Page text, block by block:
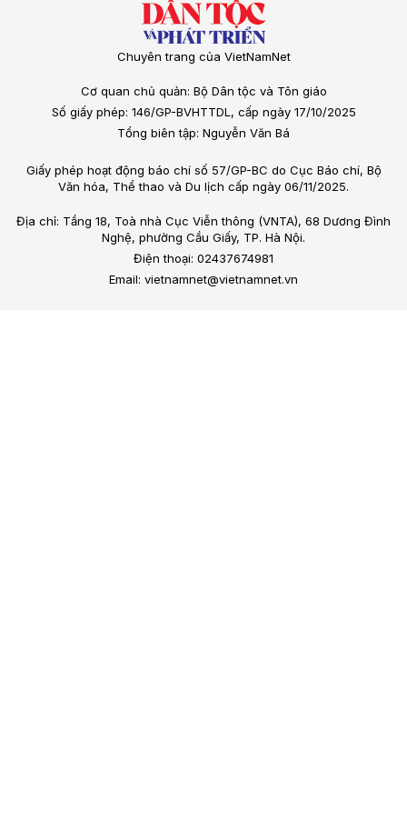
Chuyên trang của VietNamNet
Cơ quan chủ quản: Bộ Dân tộc và Tôn giáo
Số giấy phép: 146/GP-BVHTTDL, cấp ngày 17/10/2025
Tổng biên tập: Nguyễn Văn Bá
Giấy phép hoạt động báo chí số 57/GP-BC do Cục Báo chí, Bộ
Văn hóa, Thể thao và Du lịch cấp ngày 06/11/2025.
Địa chỉ: Tầng 18, Toà nhà Cục Viễn thông (VNTA), 68 Dương Đình
Nghệ, phường Cầu Giấy, TP. Hà Nội.
Điện thoại: 02437674981
Email: vietnamnet@vietnamnet.vn